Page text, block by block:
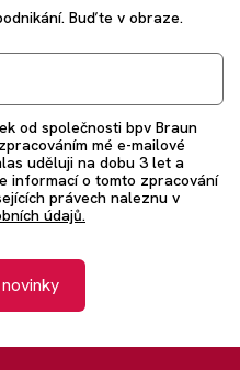
Buďte v obraze.
od společnosti bpv Braun
mé e-mailové
uděluji na dobu 3 let a
informací o tomto zpracování
právech naleznu v
údajů.